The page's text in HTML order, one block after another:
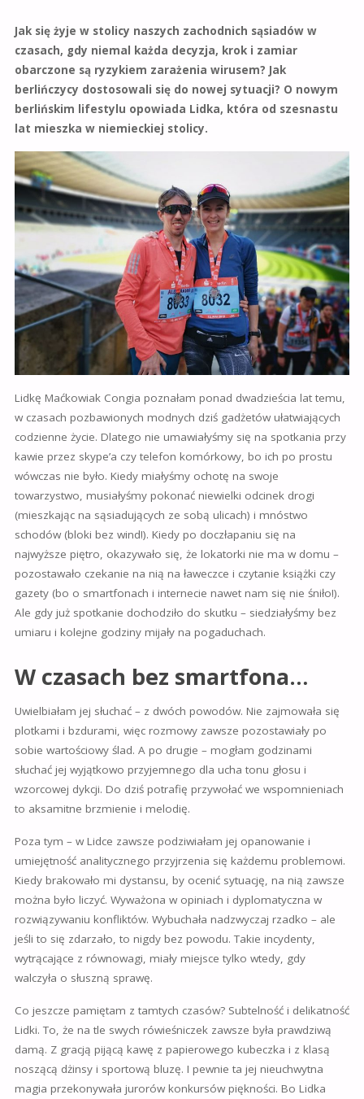
Jak się żyje w stolicy naszych zachodnich sąsiadów w
czasach, gdy niemal każda decyzja, krok i zamiar
obarczone są ryzykiem zarażenia wirusem? Jak
berlińczycy dostosowali się do nowej sytuacji? O nowym
berlińskim lifestylu opowiada Lidka, która od szesnastu
lat mieszka w niemieckiej stolicy.
Lidkę Maćkowiak Congia poznałam ponad dwadzieścia lat temu,
w czasach pozbawionych modnych dziś gadżetów ułatwiających
codzienne życie. Dlatego nie umawiałyśmy się na spotkania przy
kawie przez skype’a czy telefon komórkowy, bo ich po prostu
wówczas nie było. Kiedy miałyśmy ochotę na swoje
towarzystwo, musiałyśmy pokonać niewielki odcinek drogi
(mieszkając na sąsiadujących ze sobą ulicach) i mnóstwo
schodów (bloki bez wind!). Kiedy po doczłapaniu się na
najwyższe piętro, okazywało się, że lokatorki nie ma w domu –
pozostawało czekanie na nią na ławeczce i czytanie książki czy
gazety (bo o smartfonach i internecie nawet nam się nie śniło!).
Ale gdy już spotkanie dochodziło do skutku – siedziałyśmy bez
umiaru i kolejne godziny mijały na pogaduchach.
W czasach bez smartfona…
Uwielbiałam jej słuchać – z dwóch powodów. Nie zajmowała się
plotkami i bzdurami, więc rozmowy zawsze pozostawiały po
sobie wartościowy ślad. A po drugie – mogłam godzinami
słuchać jej wyjątkowo przyjemnego dla ucha tonu głosu i
wzorcowej dykcji. Do dziś potrafię przywołać we wspomnieniach
to aksamitne brzmienie i melodię.
Poza tym – w Lidce zawsze podziwiałam jej opanowanie i
umiejętność analitycznego przyjrzenia się każdemu problemowi.
Kiedy brakowało mi dystansu, by ocenić sytuację, na nią zawsze
można było liczyć. Wyważona w opiniach i dyplomatyczna w
rozwiązywaniu konfliktów. Wybuchała nadzwyczaj rzadko – ale
jeśli to się zdarzało, to nigdy bez powodu. Takie incydenty,
wytrącające z równowagi, miały miejsce tylko wtedy, gdy
walczyła o słuszną sprawę.
Co jeszcze pamiętam z tamtych czasów? Subtelność i delikatność
Lidki. To, że na tle swych rówieśniczek zawsze była prawdziwą
damą. Z gracją pijącą kawę z papierowego kubeczka i z klasą
noszącą dżinsy i sportową bluzę. I pewnie ta jej nieuchwytna
magia przekonywała jurorów konkursów piękności. Bo Lidka